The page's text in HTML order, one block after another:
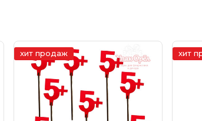
хит продаж хит